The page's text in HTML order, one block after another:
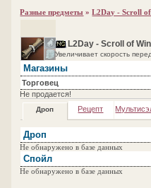
Разные предметы »L2Day - Scroll
L2Day - Scroll of
Увеличивает скорость
Магазины
Торговец
Не продается!
Дроп Рецепт
Дроп
Не обнаружено в базе данных
Спойл
Не обнаружено в базе данных